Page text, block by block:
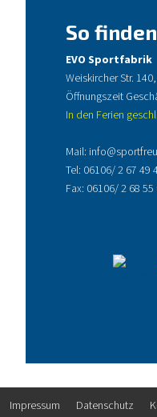
So
EVO Sportfabrik
Weiskircher Str.
Öffnungszeit
In den Ferien
Mail:
Tel: 06106/ 2 67 49
Fax: 06106/ 2 68 55
Impressum Datenschutz